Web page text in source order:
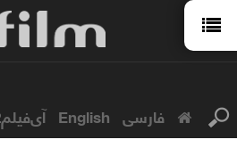
فارسی English آی‌فیلم2